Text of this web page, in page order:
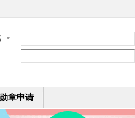
勋章申请